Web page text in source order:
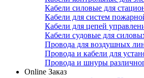
Кабели силовые для
Кабели для систем
Кабели для цепей
Кабели судовые для
Провода для воздушных
Провода и кабели для
Провода и шнуры
Online Заказ